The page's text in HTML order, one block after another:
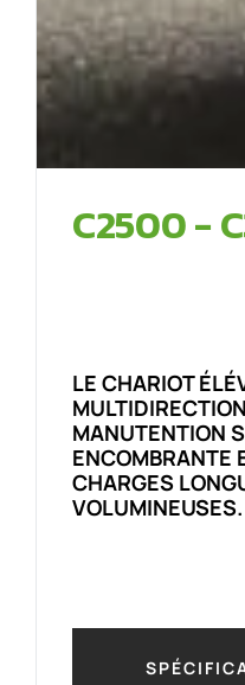
C2500 -
LE CHARIOT
MANUTENTION
ENCOMBRANTE
CHARGES
VOLUMINEUSES.